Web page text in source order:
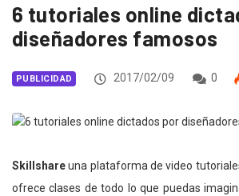
6 tutoriales online
diseñadores famosos
PUBLICIDAD 2017/02/09 0
Skillshareuna plataforma de video
ofrece clases de todo lo que puedas